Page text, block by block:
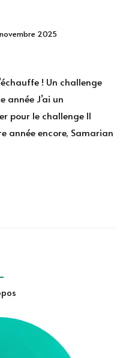
2025
! Un challenge
année J’ai un
pour le challenge Il
année encore, Samarian